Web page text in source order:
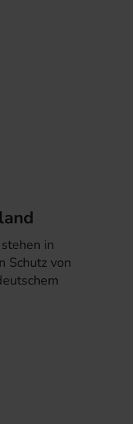
in
Schutz von